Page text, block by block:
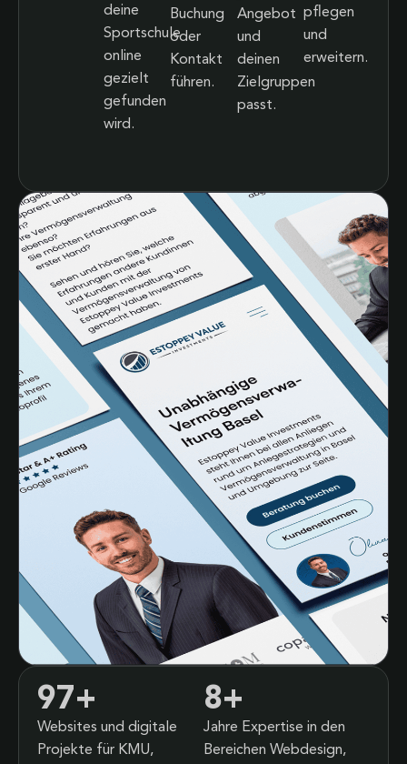
Websites und digitale
Projekte für KMU,
97+
Jahre Expertise in den
Bereichen Webdesign,
8+
deine
Sportschule
online
gezielt
gefunden
wird.
Buchung
oder
Kontakt
führen.
Angebot
und
deinen
Zielgruppen
passt.
pflegen
und
erweitern.